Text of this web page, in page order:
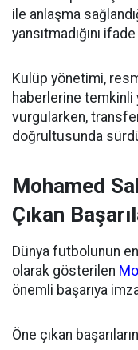
ile anlaşma
yansıtmadığını
Kulüp yönetimi,
haberlerine temkinli
vurgularken,
doğrultusunda
Mohamed
Çıkan
Dünya futbolunun
olarak gösterilen
önemli başarıya
Öne çıkan